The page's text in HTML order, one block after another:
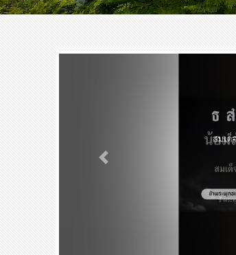
Previous